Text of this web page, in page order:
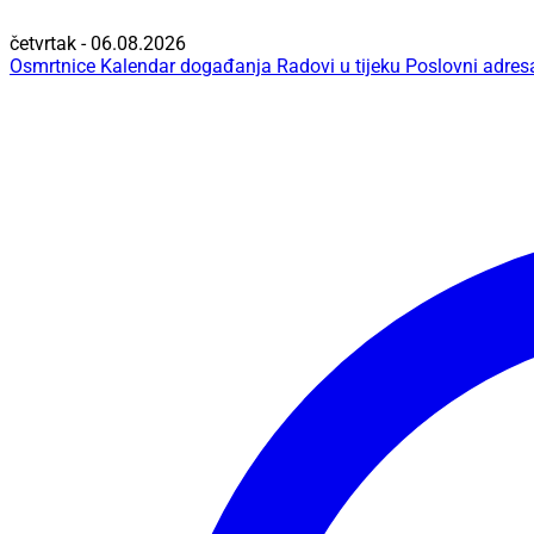
četvrtak - 06.08.2026
Osmrtnice Kalendar događanja Radovi u tijeku Poslovni